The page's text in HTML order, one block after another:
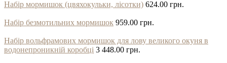
Набір мормишок (цвяхокульки, лісотки) 624.00 грн.
Набір безмотильних мормишок 959.00 грн.
Набір вольфрамових мормишок для лову великого окуня в
водонепроникній коробці 3 448.00 грн.